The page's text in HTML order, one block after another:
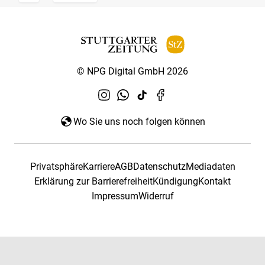
© NPG Digital GmbH 2026
Wo Sie uns noch folgen können
PrivatsphäreKarriereAGBDatenschutzMediadaten
Erklärung zur BarrierefreiheitKündigungKontakt
ImpressumWiderruf